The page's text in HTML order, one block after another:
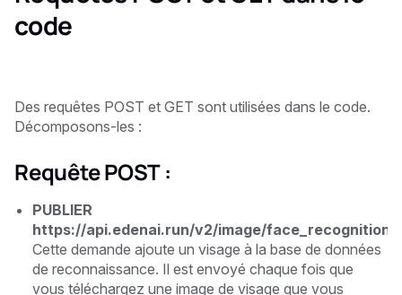
code
Des requêtes POST et GET sont utilisées dans le code.
Décomposons-les :
Requête POST :
PUBLIER
https://api.edenai.run/v2/image/face_recognition/
Cette demande ajoute un visage à la base de données
de reconnaissance. Il est envoyé chaque fois que
vous téléchargez une image de visage que vous